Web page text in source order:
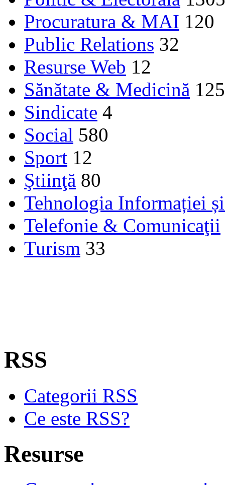
Procuratura & MAI 120
Public Relations 32
Resurse Web 12
Sănătate & Medicină 125
Sindicate 4
Social 580
Sport 12
Ştiinţă 80
Tehnologia Informației
Telefonie & Comunicaţii
Turism 33
RSS
Categorii RSS
Ce este RSS?
Resurse